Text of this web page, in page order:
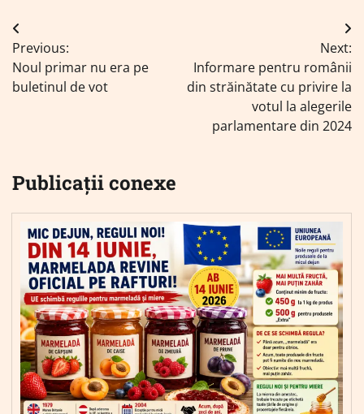
Navigare
în
articole
Previous:
Noul primar nu era pe
buletinul de vot
Next:
Informare pentru românii
din străinătate cu privire la
votul la alegerile
parlamentare din 2024
Publicații conexe